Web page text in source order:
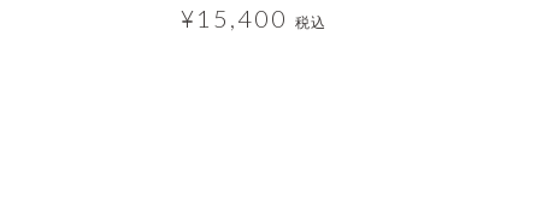
¥15,400 税込